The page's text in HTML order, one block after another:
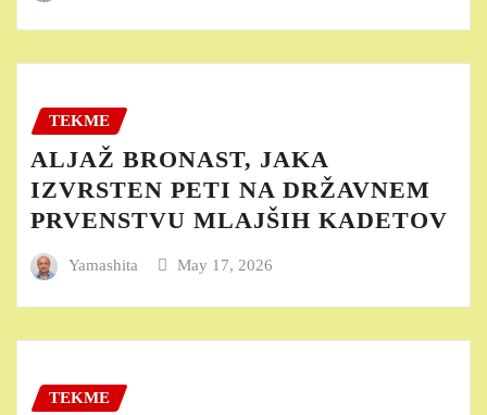
TEKME
ALJAŽ BRONAST, JAKA
IZVRSTEN PETI NA DRŽAVNEM
PRVENSTVU MLAJŠIH KADETOV
Yamashita May 17, 2026
TEKME